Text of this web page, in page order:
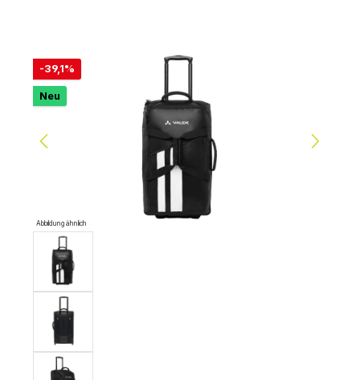
Bildergalerie überspringen
-39,1%
Neu
Abbildung ähnlich